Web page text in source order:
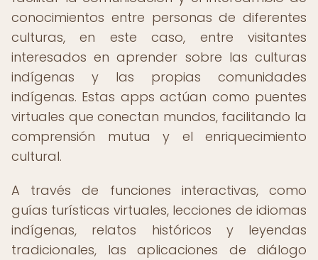
conocimientos entre personas de diferentes
culturas, en este caso, entre visitantes
interesados en aprender sobre las culturas
indígenas y las propias comunidades
indígenas. Estas apps actúan como puentes
virtuales que conectan mundos, facilitando la
comprensión mutua y el enriquecimiento
cultural.
A través de funciones interactivas, como
guías turísticas virtuales, lecciones de idiomas
indígenas, relatos históricos y leyendas
tradicionales, las aplicaciones de diálogo